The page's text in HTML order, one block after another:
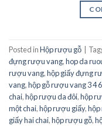
Posted inHộp rượu gỗ
đựng rượu vang,hop da
rượu vang,hộp giấy đựng
vang,hộp gỗ rượu vang 3 4
chai,hộp rượu da đôi,hộp
một chai,hộp rượu giấy,hộp
giấy hai chai,hộp rượu gỗ,